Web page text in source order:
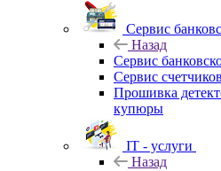
Сервис
Назад
Сервис
Сервис
Прошивка
купюры
IT - услуги
Назад